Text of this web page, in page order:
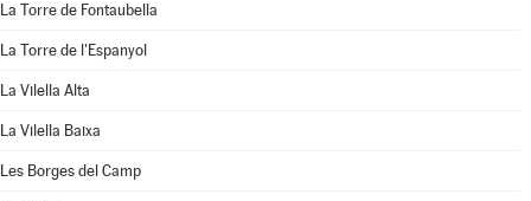
La Torre de Fontaubella
La Torre de l'Espanyol
La Vilella Alta
La Vilella Baixa
Les Borges del Camp